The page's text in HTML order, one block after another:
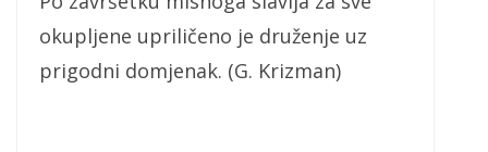
okupljene upriličeno je druženje uz
prigodni domjenak. (G. Krizman)